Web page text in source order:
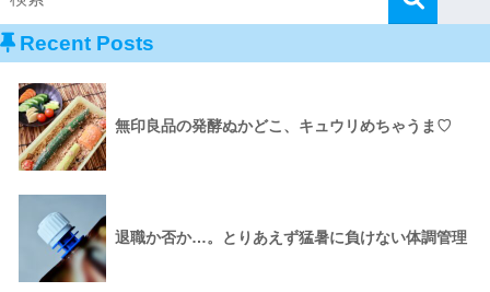
Recent Posts
無印良品の発酵ぬかどこ、キュウリめちゃうま♡
退職か否か…。とりあえず猛暑に負けない体調管理